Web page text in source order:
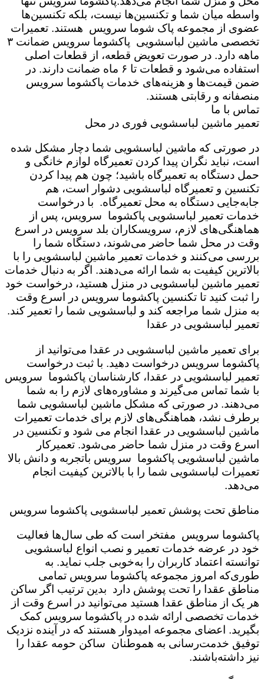
واسطه میان شما و تکنسین‌ها نیست، بلکه تکنسین‌ها
عضوی از مجموعه پاک شوما سرویس هستند. تعمیرات
تخصصی ماشین لباسشویی پاکشوما سرویس ضمانت ۳
ماهه دارد. در صورت تعویض قطعه، از قطعات اصلی
استفاده می‌شود و قطعات تا ۶ ماه ضمانت دارند. در
ضمن قیمت‌ها و هزینه‌های خدمات پاکشوما سرویس
منصفانه و رقابتی هستند.
تماس با ما
تعمیر ماشین لباسشویی فوری در محل
در صورتی که ماشین لباسشویی شما دچار مشکل شده
است،‌ نباید نگران پیدا کردن تعمیرگاه لوازم خانگی و
حمل دستگاه به تعمیرگاه باشید؛ چون هم پیدا کردن
تکنسین و تعمیرگاه لباسشویی دشوار است، هم
جابه‌جایی دستگاه به محل تعمیرگاه. با درخواست
خدمات تعمیر لباسشویی پاکشوما سرویس،‌ پس از
هماهنگی‌های لازم، سرویسکاران بلد سرویس در اسرع
وقت در محل شما حاضر می‌شوند، دستگاه شما را
بررسی می‌کنند و خدمات تعمیر ماشین لباسشویی را با
بالاترین کیفیت به شما ارائه می‌دهند. اگر به دنبال خدمات
تعمیر ماشین لباسشویی در منزل هستید، درخواست خود
را ثبت کنید تا تکنسین پاکشوما سرویس در اسرع وقت
به منزل شما مراجعه کند و لباسشویی شما را تعمیر کند.
تعمیر لباسشویی در عقدا
برای تعمیر ماشین لباسشویی در عقدا می‌توانید از
پاکشوما سرویس درخواست دهید. با ثبت درخواست
تعمیر لباسشویی در عقدا، کارشناسان پاکشوما سرویس
با شما تماس می‌گیرند و مشاوره‌های لازم را به شما
می‌دهند. در صورتی که مشکل ماشین لباسشویی شما
برطرف نشد، هماهنگی‌های لازم برای خدمات تعمیرات
ماشین لباسشویی در عقدا انجام می شود و تکنسین در
اسرع وقت در منزل شما حاضر می‌شود. تعمیرکار
ماشین لباسشویی پاکشوما سرویس باتجربه و دانش بالا
تعمیرات لباسشویی شما را با بالاترین کیفیت انجام
می‌دهد.
مناطق تحت پوشش تعمیر لباسشویی پاکشوما سرویس
پاکشوما سرویس مفتخر است که طی سال‌ها فعالیت
خود در عرضه خدمات تعمیر و نصب انواع لباسشویی
توانسته اعتماد کاربران را به‌خوبی جلب نماید. به
طوری‌که امروز مجموعه پاکشوما سرویس تمامی
مناطق عقدا را تحت پوشش دارد بدین ترتیب اگر ساکن
هر یک از مناطق عقدا هستید می‌توانید در اسرع وقت از
خدمات تخصصی ارائه شده در پاکشوما سرویس کمک
بگیرید. اعضای مجموعه امیدوار هستند که در آینده نزدیک
توفیق خدمت‌رسانی به هموطنان ساکن حومه عقدا را
نیز داشته‌باشند.